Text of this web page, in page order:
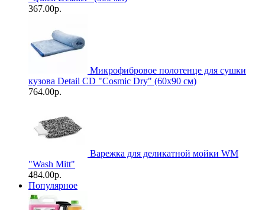
367.00р.
Микрофибровое полотенце для сушки
кузова Detail CD "Cosmic Dry" (60х90 см)
764.00р.
Варежка для деликатной мойки WM
"Wash Mitt"
484.00р.
Популярное